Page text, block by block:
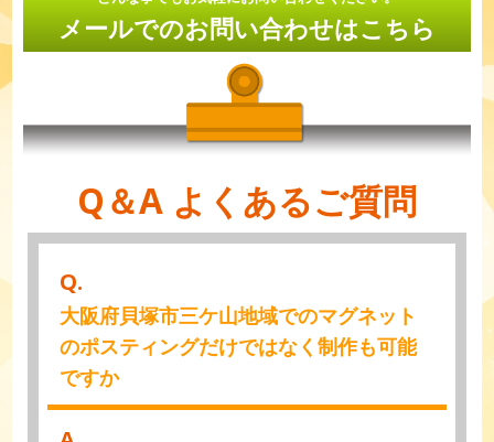
メールでのお問い合わせはこちら
Q＆A よくあるご質問
Q.
大阪府貝塚市三ケ山地域でのマグネット
のポスティングだけではなく制作も可能
ですか